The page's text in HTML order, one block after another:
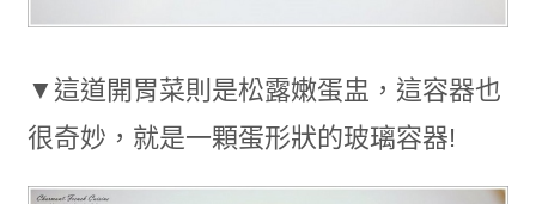
▼這道開胃菜則是松露嫩蛋盅，這容器也
很奇妙，就是一顆蛋形狀的玻璃容器!